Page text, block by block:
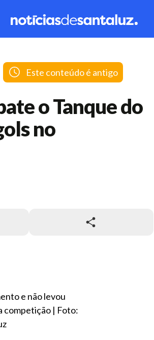
Este conteúdo é antigo
o Tanque do
no
e não levou
competição | Foto: